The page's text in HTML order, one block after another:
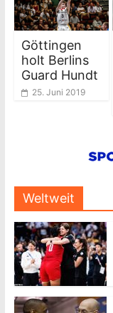
Göttingen
holt Berlins
Guard Hundt
25. Juni 2019
Weltweit